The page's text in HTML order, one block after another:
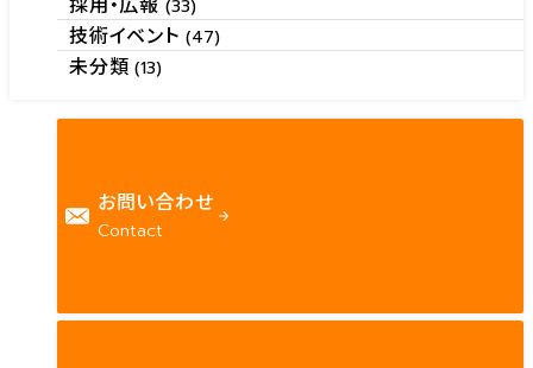
(33)
技術イベント (47)
未分類(13)
お問い合わせ
Contact